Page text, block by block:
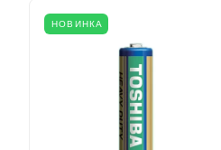
НОВИНКА